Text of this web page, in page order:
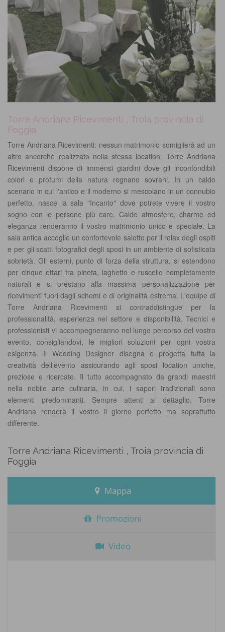
Torre Andriana Ricevimenti , Troia provincia di
Foggia
Torre Andriana Ricevimenti: nessun matrimonio somiglierà ad un
altro ancorchè realizzato nella stessa location. Torre Andriana
Ricevimenti dispone di immensi giardini dove gli inconfondibili
colori e profumi della natura regnano sovrani. In un caldo
scenario in cui l'antico e il moderno si mescolano in un connubio
perfetto, nasce la sala "Incanto" dove potrete vivere il vostro
sogno con le persone più care. Calde atmosfere, charme ed
eleganza renderanno il vostro matrimonio unico e speciale. La
sala antica accoglie un confortevole salotto per il relax degli ospiti
e per gli scatti fotografici degli sposi in un ambiente di sofisticata
sobrietà. Gli esterni, punto di forza della struttura, si estendono
per cinque ettari tra pineta, laghetto e ruscello completamente
naturali e si prestano alla massima personalizzazione per
ricevimenti fuori dagli schemi e di originalità estrema. L'equipe di
Torre Andriana Ricevimenti si contraddistingue per la
professionalità, esperienza nel settore e disponibilità. Tecnici e
professionisti vi accompegneranno nel lungo percorso del vostro
evento, consigliandovi, le migliori soluzioni per ogni vostra
esigenza. Il Wedding Designer disegna e progetta tutta la
creatività dell'evento assicurando agli sposi location uniche,
preziose e ricercate. Il tutto accompagnato da grandi maestri
nella nobile arte culinaria, in cui, i sapori tradizionali sono
elementi predominanti. Sempre attenti al dettaglio, Torre
Andriana renderà il vostro il giorno perfetto ma soprattutto
differente.
Torre Andriana Ricevimenti , Troia provincia di
Foggia
Mappa
Promozioni
Video